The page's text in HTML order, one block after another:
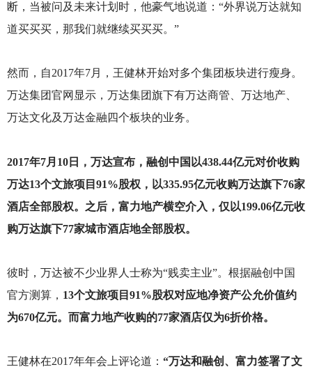
断，当被问及未来计划时，他豪气地说道：“外界说万达就知
道买买买，那我们就继续买买买。”
然而，自2017年7月，王健林开始对多个集团板块进行瘦身。
万达集团官网显示，万达集团旗下有万达商管、万达地产、
万达文化及万达金融四个板块的业务。
2017年7月10日，万达宣布，融创中国以438.44亿元对价收购
万达13个文旅项目91%股权，以335.95亿元收购万达旗下76家
酒店全部股权。之后，富力地产横空介入，仅以199.06亿元收
购万达旗下77家城市酒店地全部股权。
彼时，万达被不少业界人士称为“贱卖主业”。根据融创中国
官方测算， 13个文旅项目91%股权对应地净资产公允价值约
为670亿元。而富力地产收购的77家酒店仅为6折价格。
王健林在2017年年会上评论道： “万达和融创、富力签署了文